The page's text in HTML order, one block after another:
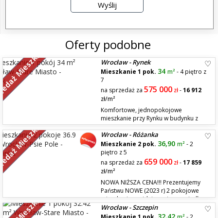
Oferty podobne
Mieszkań Wrocław - Rynek
Mieszkanie 1 pok. 34m² - 4 piętro z
7
na sprzedaż za575 000 zł-16 912
zł/m²
Komfortowe, jednopokojowe
mieszkanie przy Rynku w budynku z
2009r. z recepcją, monitoringiem i
ochroną. Mieszkanie składa się z: pokoju z aneksem kuchennym, łazienki
i dużego przedpokoju. Powierzchnia po podłodze 34,4 mkw, ze względu
na skos powierzchnia użytkowa wynosi 31mkw. Najwyższy standard
wyk...Mieszkań Wrocław - Różanka
Mieszkanie 2 pok. 36,90m² - 2
piętro z 5
na sprzedaż za 659 000 zł-17 859
zł/m²
NOWA NIŻSZA CENA!!! Prezentujemy
Państwu NOWE (2023 r) 2 pokojowe
mieszkanie znajdujące się na osiedlu
,,Nowe Miasto Różanka" w apartamentowcu przy ul. Młynarskiej, który
został odrestaurowany dzięki czemu industri...
Wrocław - Szczepin
32,42